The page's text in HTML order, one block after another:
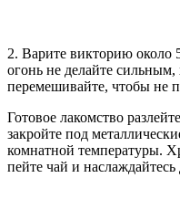
2. Варите викторию около
огонь не делайте
перемешивайте, чтобы не
Готовое лакомство
закройте под
комнатной температуры.
пейте чай и